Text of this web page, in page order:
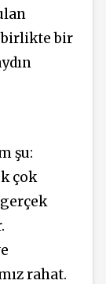
birlikte bir
şu:
çok
gerçek
rahat.